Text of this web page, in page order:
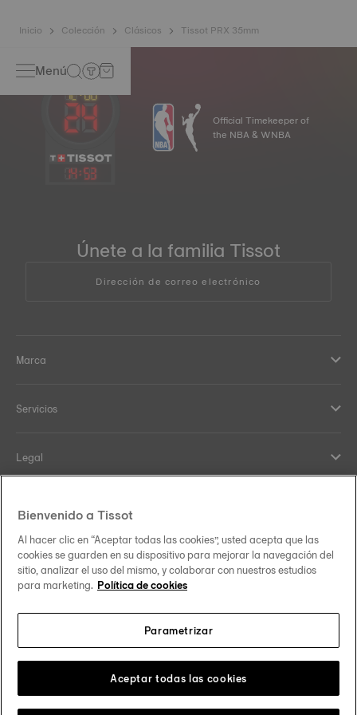
Inicio Colección Clásicos Tissot PRX 35mm
Menú
14:53
Official Timekeeper of
the NBA & WNBA
Únete a la familia Tissot
Dirección de correo electrónico
Marca
Servicios
Legal
Nuestro compromiso
Síguenos en redes sociales
Cambiar país Tissot Copyrights 2026
Bienvenido a Tissot
Al hacer clic en “Aceptar todas las cookies”, usted acepta que las
cookies se guarden en su dispositivo para mejorar la navegación del
sitio, analizar el uso del mismo, y colaborar con nuestros estudios
para marketing. Política de cookies
Parametrizar
Aceptar todas las cookies